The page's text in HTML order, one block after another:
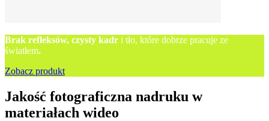
Brak refleksów, czysty kadr i tło, które dobrze pracuje ze
światłem.
Zobacz produkt
Jakość fotograficzna nadruku w
materiałach wideo